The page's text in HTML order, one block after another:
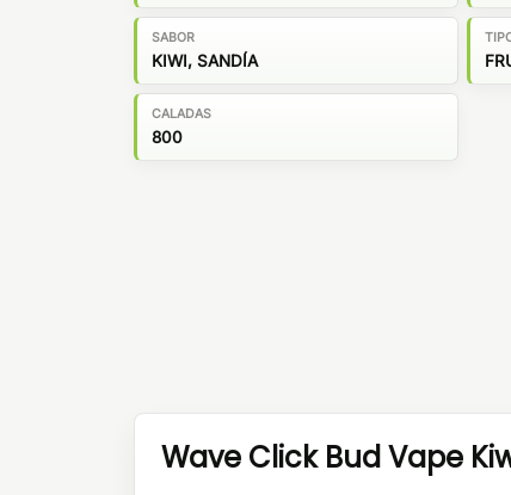
SABOR
KIWI, SANDÍA
CALADAS
800
Wave Click Bud Vape